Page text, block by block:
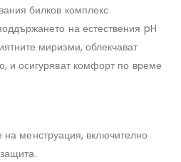
билков комплекс
на естествения pH
миризми, облекчават
и осигуряват комфорт по време
менструация, включително